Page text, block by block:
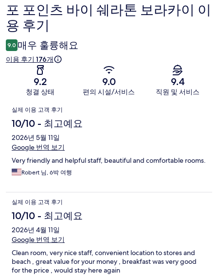
이
용
후
기
포 포인츠 바이 쉐라톤 보라카이 이
용 후기
9.0 매우 훌륭해요
이용 후기 176개
9.2
청결 상태
9.0
편의 시설/서비스
9.4
직원 및 서비스
이
용
후
기
실제 이용 고객 후기
10/10 - 최고예요
2026년 5월 11일
Google 번역 보기
Very friendly and helpful staff, beautiful and comfortable rooms.
Robert 님, 6박 여행
실제 이용 고객 후기
10/10 - 최고예요
2026년 4월 11일
Google 번역 보기
Clean room, very nice staff, convenient location to stores and
beach , great value for your money , breakfast was very good
for the price , would stay here again